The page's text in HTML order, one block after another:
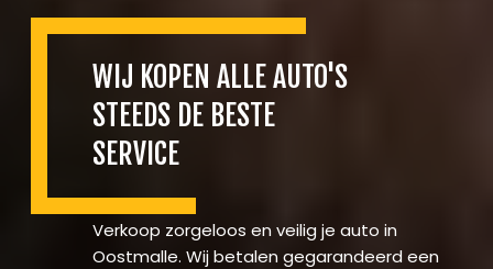
WIJ KOPEN ALLE AUTO'S
STEEDS DE BESTE
SERVICE
Verkoop zorgeloos en veilig je auto in
Oostmalle. Wij betalen gegarandeerd een